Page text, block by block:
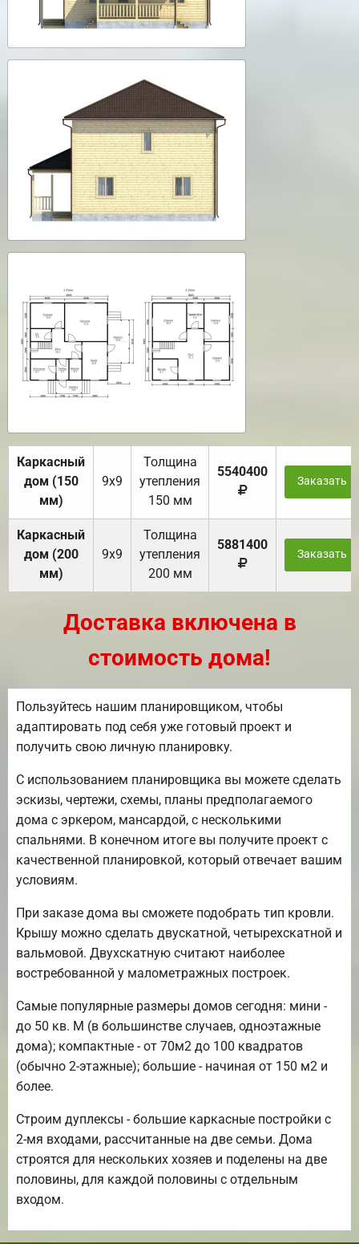
Каркасный
дом (150
мм)
9х9
Толщина
утепления
150 мм
5540400
Заказать
Каркасный
дом (200
мм)
9х9
Толщина
утепления
200 мм
5881400
Заказать
Доставка включена в
стоимость дома!
Пользуйтесь нашим планировщиком, чтобы
адаптировать под себя уже готовый проект и
получить свою личную планировку.
С использованием планировщика вы можете сделать
эскизы, чертежи, схемы, планы предполагаемого
дома с эркером, мансардой, с несколькими
спальнями. В конечном итоге вы получите проект с
качественной планировкой, который отвечает вашим
условиям.
При заказе дома вы сможете подобрать тип кровли.
Крышу можно сделать двускатной, четырехскатной и
вальмовой. Двухскатную считают наиболее
востребованной у малометражных построек.
Самые популярные размеры домов сегодня: мини -
до 50 кв. М (в большинстве случаев, одноэтажные
дома); компактные - от 70м2 до 100 квадратов
(обычно 2-этажные); большие - начиная от 150 м2 и
более.
Строим дуплексы - большие каркасные постройки с
2-мя входами, рассчитанные на две семьи. Дома
строятся для нескольких хозяев и поделены на две
половины, для каждой половины с отдельным
входом.